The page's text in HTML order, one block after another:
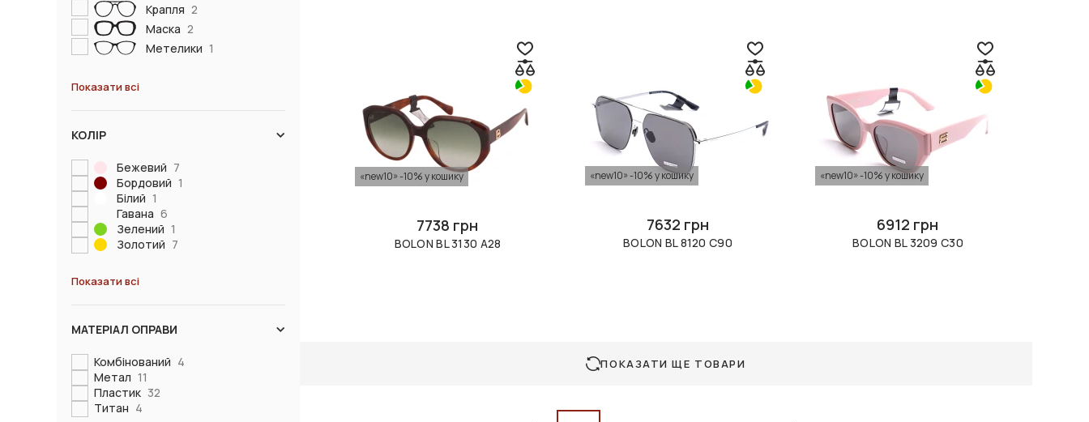
Крапля 2
Маска 2
Метелики 1
Показати всі
КОЛІР
Бежевий 7
Бордовий 1
Білий 1
Гавана 6
Зелений 1
Золотий 7
Показати всі
МАТЕРІАЛ ОПРАВИ
Комбінований 4
Метал 11
Пластик 32
Титан 4
«new10» -10% у кошику
7738 грн
BOLON BL 3130 A28
«new10» -10% у кошику
7632 грн
BOLON BL 8120 C90
«new10» -10% у кошику
6912 грн
BOLON BL 3209 C30
ПОКАЗАТИ ЩЕ ТОВАРИ